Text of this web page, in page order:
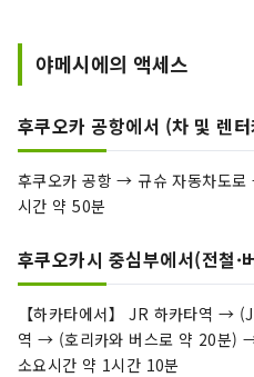
야메시에의 액세스
후쿠오카 공항에서 (차 및 렌
후쿠오카 공항 → 규슈 자동차도로
시간 약 50분
후쿠오카시 중심부에서(전철·
【하카타에서】 JR 하카타역 →
역 → (호리카와 버스로 약 20분) →
소요시간 약 1시간 10분